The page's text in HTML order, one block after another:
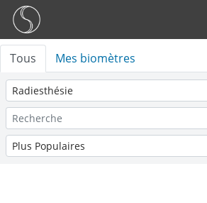
Tous Mes biomètres